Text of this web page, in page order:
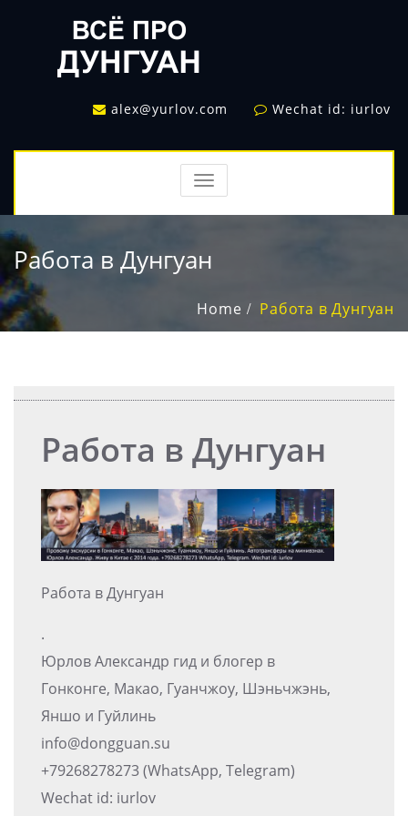
alex@yurlov.com Wechat id: iurlov
TOGGLE
NAVIGATION
Работа в Дунгуан
Home Работа в Дунгуан
Работа в Дунгуан
Работа в Дунгуан
.
Юрлов Александр гид и блогер в
Гонконге, Макао, Гуанчжоу, Шэньчжэнь,
Яншо и Гуйлинь
info@dongguan.su
+79268278273 (WhatsApp, Telegram)
Wechat id: iurlov